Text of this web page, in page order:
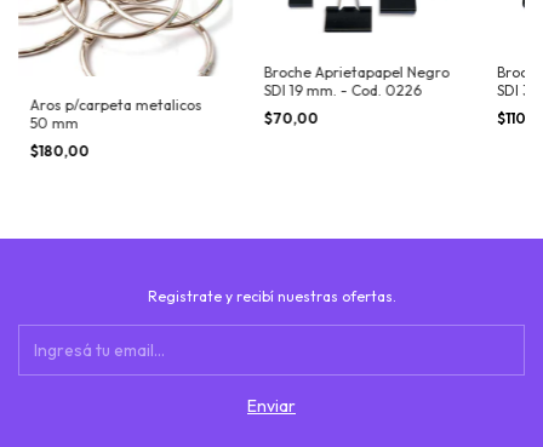
Aros p/carpeta metalicos
50 mm
$180,00
Broche Aprietapapel Negro
SDI 19 mm. - Cod. 0226
$70,00
SDI
Registrate y recibí nuestras ofertas.